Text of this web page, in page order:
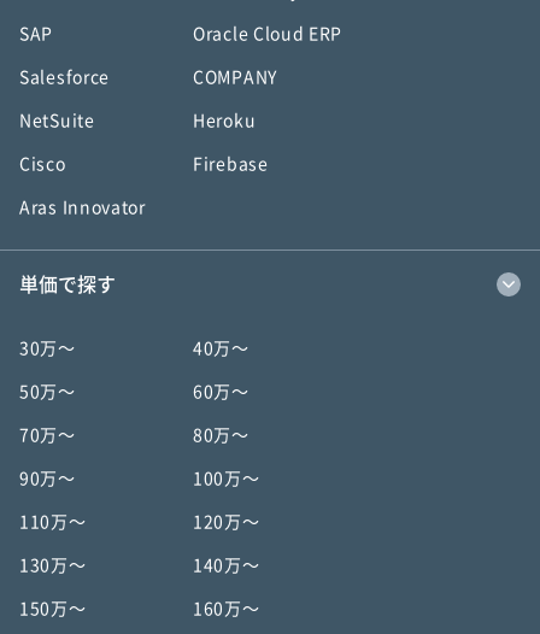
SAP Oracle Cloud ERP
Salesforce COMPANY
NetSuite Heroku
Cisco Firebase
Aras Innovator
単価で探す
30万〜 40万〜
50万〜 60万〜
70万〜 80万〜
90万〜 100万〜
110万〜 120万〜
130万〜 140万〜
150万〜 160万〜